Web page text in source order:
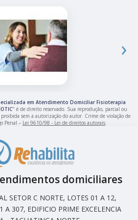
›
em Atendimento Domiciliar Fisioterapia
" é de direito reservado. Sua reprodução, parcial ou
sem a autorização do autor. Crime de violação de
Penal – Lei 9610/98 - Lei de direitos autorais
domiciliares
SETOR C NORTE, LOTES 01 A 12,
A 307, EDIFICIO PRIME EXCELENCIA